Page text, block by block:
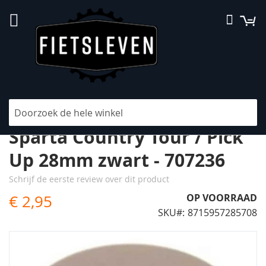
naar
de
Afdek dop voordrager
Sparta Country Tour / Pick
Up 28mm zwart - 707236
Schrijf de eerste review over dit product
€ 2,95
OP VOORRAAD
SKU
8715957285708